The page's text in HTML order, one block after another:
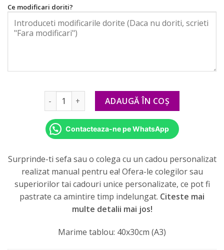
Ce modificari doriti?
Cantitate Cadou Personalizat pentru Sefa sau
ADAUGĂ ÎN COȘ
Contacteaza-ne pe WhatsApp
Surprinde-ti sefa sau o colega cu un cadou personalizat
realizat manual pentru ea! Ofera-le colegilor sau
superiorilor tai cadouri unice personalizate, ce pot fi
pastrate ca amintire timp indelungat. Citeste mai
multe detalii mai jos!
Marime tablou: 40x30cm (A3)